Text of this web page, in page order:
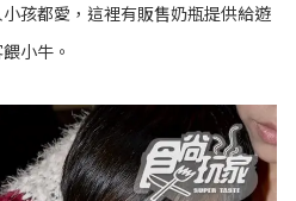
孩都愛，這裡有販售奶瓶提供給遊
小牛。